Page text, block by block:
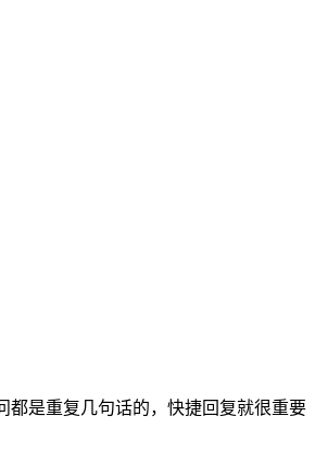
是重复几句话的，快捷回复就很重要